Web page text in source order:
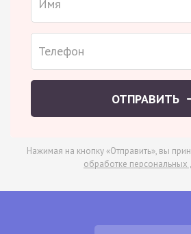
ОТПРАВИТЬ
Нажимая на кнопку «Отправить», вы
обработке